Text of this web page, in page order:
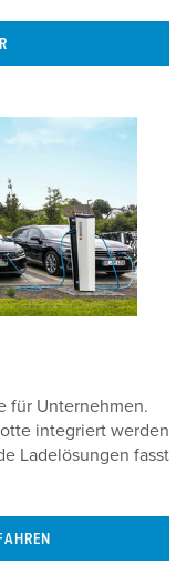
für Unternehmen.
integriert werden
Ladelösungen fasst